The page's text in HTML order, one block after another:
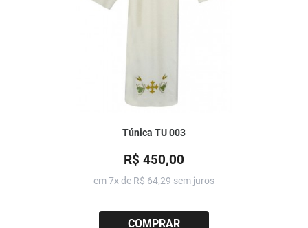
Túnica TU 003
R$ 450,00
em 7x de R$ 64,29 sem juros